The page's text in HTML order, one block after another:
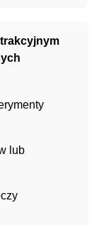
lub